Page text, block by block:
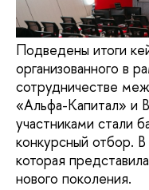
Подведены итоги
организованного в
сотрудничестве
«Альфа-Капитал» и
участниками стали
конкурсный отбор.
которая
нового поколения.